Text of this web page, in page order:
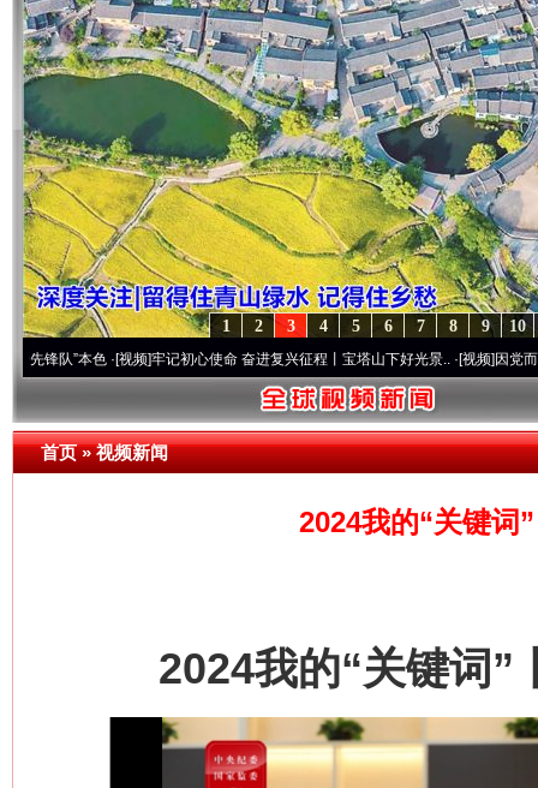
10
9
8
7
6
5
4
3
2
1
·[视频]牢记初心使命 奋进复兴征程丨宝塔山下好光景..·[视频]因党而生 为党而
首页»视频新闻
2024我的“关键词
2024我的“关键词”